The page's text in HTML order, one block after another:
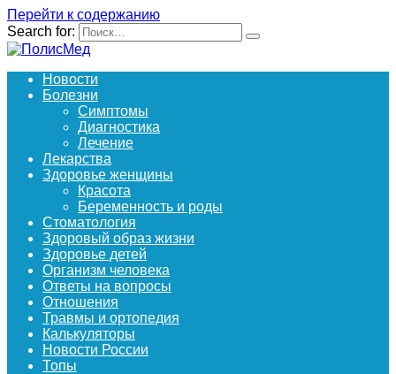
Перейти к содержанию
Search for:
Новости
Болезни
Симптомы
Диагностика
Лечение
Лекарства
Здоровье женщины
Красота
Беременность и роды
Стоматология
Здоровый образ жизни
Здоровье детей
Организм человека
Ответы на вопросы
Отношения
Травмы и ортопедия
Калькуляторы
Новости России
Топы